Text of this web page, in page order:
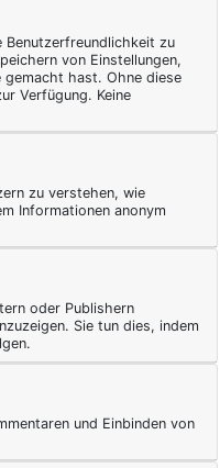
BEAUTY &
Hadern
Was sind
manchmal
Ne? Klar,
so ein Tag:
Benutzerfreundlichkeit zu
von Einstellungen,
gemacht hast. Ohne diese
Verfügung. Keine
zu verstehen, wie
Informationen anonym
oder Publishern
Sie tun dies, indem
und Einbinden von